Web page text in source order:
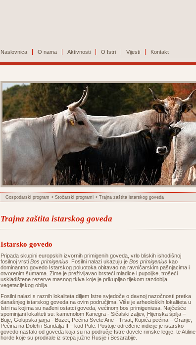
Naslovnica O nama Aktivnosti O Istri Vijesti Kontakt
Gospodarski program > Stočarski programi > Trajna zaštita istarskog goveda
Trajna zaštita istarskog goveda
Istarsko govedo
Pripada skupini europskih izvornih primigenih goveda, vrlo bliskih ishodišnoj
fosilnoj vrsti Bos primigenius . Fosilni nalazi ukazuju je Bos primigenius kao
dominantno govedo Istarskog poluotoka obitavao na ravničarskim pašnjacima i
otvorenim šumama. Zime je preživljavao brsteći mladice i pupoljke, trošeći
uskladištene rezerve masnog tkiva koje je prikupljao tijekom razdoblja
vegetacijskog obilja.
Fosilni nalazi s raznih lokaliteta diljem Istre svjedoče o davnoj nazočnosti pretka
današnjeg istarskog goveda na ovim područjima. Više je arheoloških lokaliteta u
Istri na kojima su nađeni ostatci goveda, većinom bos primigeniusa. Najčešće
spominjani lokaliteti su: kamenolom Kanegra - Sičalski zaljev, Hijenska špilja –
Buje, Golupska jama - Buzet, Pećina Svete Ane - Trsat, Kupića pećina – Oranje,
Pećina na Doleh i Šandalja II – kod Pule. Postoje određene indicije je istarsko
govedo nastalo od goveda koja su na područje Istre dovele rimske legije, te Atiline
horde koje su prodirale iz stepa južne Rusije i Besarabije.